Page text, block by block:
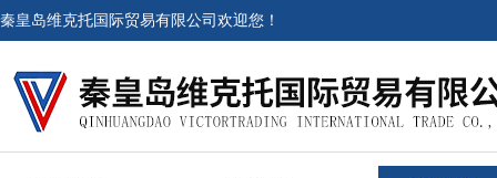
秦皇岛维克托国际贸易有限公司欢迎您！